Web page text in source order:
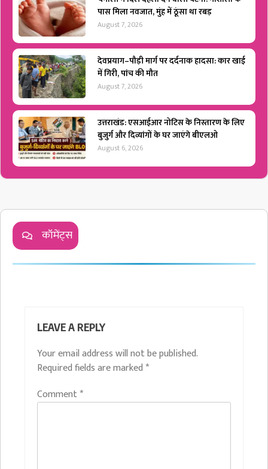
पास मिला नवजात, मुंह में ठूंसा था रबड़
August 7, 2026
देवप्रयाग–पौड़ी मार्ग पर दर्दनाक हादसा: कार खाई
में गिरी, पांच की मौत
August 7, 2026
उत्तराखंड: एसआईआर नोटिस के निस्तारण के लिए
बुजुर्ग और दिव्यांगों के घर जाएंगे बीएलओ
August 6, 2026
कॉमेंट्स
LEAVE A REPLY
Your email address will not be published.
Required fields are marked *
Comment*